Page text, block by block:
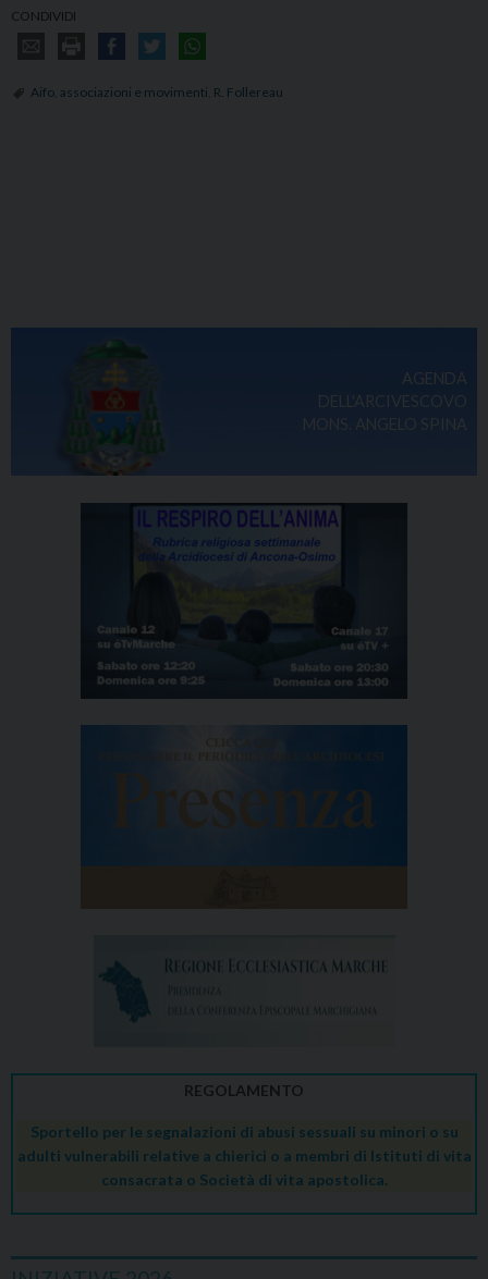
CONDIVIDI
Aifo associazioni e movimenti R. Follereau
AGENDA
DELL'ARCIVESCOVO
MONS. ANGELO SPINA
REGOLAMENTO
Sportello per le segnalazioni di abusi sessuali su minori o su
adulti vulnerabili relative a chierici o a membri di Istituti di vita
consacrata o Società di vita apostolica.